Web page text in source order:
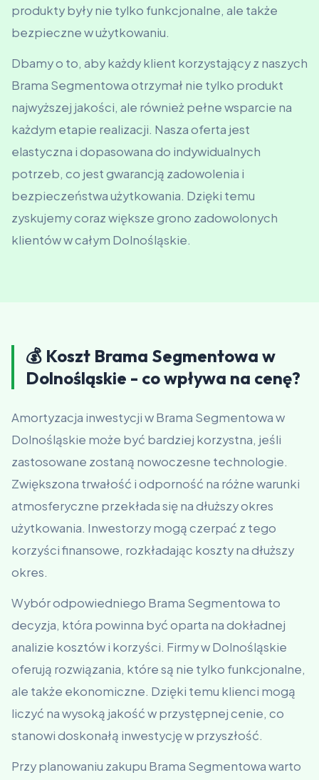
produkty były nie tylko funkcjonalne, ale także
bezpieczne w użytkowaniu.
Dbamy o to, aby każdy klient korzystający z naszych
Brama Segmentowa otrzymał nie tylko produkt
najwyższej jakości, ale również pełne wsparcie na
każdym etapie realizacji. Nasza oferta jest
elastyczna i dopasowana do indywidualnych
potrzeb, co jest gwarancją zadowolenia i
bezpieczeństwa użytkowania. Dzięki temu
zyskujemy coraz większe grono zadowolonych
klientów w całym Dolnośląskie.
💰 Koszt Brama Segmentowa w
Dolnośląskie - co wpływa na cenę?
Amortyzacja inwestycji w Brama Segmentowa w
Dolnośląskie może być bardziej korzystna, jeśli
zastosowane zostaną nowoczesne technologie.
Zwiększona trwałość i odporność na różne warunki
atmosferyczne przekłada się na dłuższy okres
użytkowania. Inwestorzy mogą czerpać z tego
korzyści finansowe, rozkładając koszty na dłuższy
okres.
Wybór odpowiedniego Brama Segmentowa to
decyzja, która powinna być oparta na dokładnej
analizie kosztów i korzyści. Firmy w Dolnośląskie
oferują rozwiązania, które są nie tylko funkcjonalne,
ale także ekonomiczne. Dzięki temu klienci mogą
liczyć na wysoką jakość w przystępnej cenie, co
stanowi doskonałą inwestycję w przyszłość.
Przy planowaniu zakupu Brama Segmentowa warto